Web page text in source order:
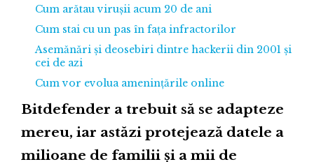
Cum arătau virușii acum 20 de ani
Cum stai cu un pas în fața infractorilor
Asemănări și deosebiri dintre hackerii din 2001 și
cei de azi
Cum vor evolua amenințările online
Bitdefender a trebuit să se adapteze
mereu, iar astăzi protejează datele a
milioane de familii și a mii de